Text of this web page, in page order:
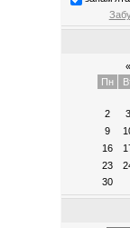
«
Пн
2
3
9
16
23
30